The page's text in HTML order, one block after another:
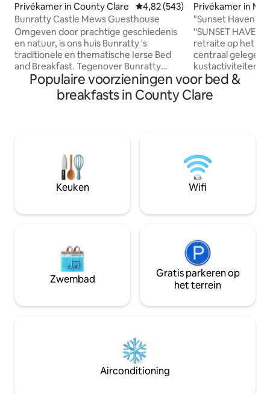
Privékamer in County Clare Gemiddelde beoordeling van
4,82 (543)
Bunratty Castle Mews Guesthouse
Omgeven door prachtige geschiedenis
en natuur, is ons huis Bunratty 's
traditionele en thematische Ierse Bed
and Breakfast. Tegenover Bunratty
Castle en op vijf minuten van het
historische en pittoreske dorpje
Bunratty met zijn
een geweldige locatie en je kunt
Bunratty Castle zelf zien vanuit de
voordeur en slaapkamerramen. Wij
bieden luxe accommodatie, thuis koken,
activiteiten en het voordeel van onze
persoonlijke tintje. We zijn zeker geen
hotel, we zijn een gezinsgerichte B&B
die hard werkt om ervoor te zorgen dat
Ons ontbijt is bij de prijs inbegrepen en
zelfgemaakte scones, brood en Iers
frisdrankbrood, kazen, vlees,
ontbijtgranen, jam, enz. We leveren ook
graag een volledig gekookt Iers ontbijt
Privékamer in
y
"Sunset Haven"
geserveerd.
''SUNSET HAVEN'' is een aangename
retraite op het platteland maar toch
centraal gelegen
Surfen
gewoon
Point 3/4
(30 minuten
Lighthouse (45
(C)BRUILOFTEN : ARMADA /BELBRIDGE
HOTELS :
nodig is.
Populaire voorzieningen voor bed &
breakfasts in County Clare
Keuken Wifi
Zwembad
Gratis parkeren op
het terrein
Airconditioning